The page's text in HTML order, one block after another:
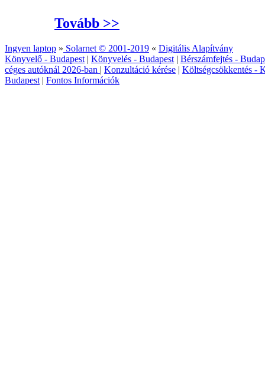
Tovább >>
Ingyen laptop » Solarnet © 2001-2019 « Digitális Alapítvány
Könyvelő - Budapest | Könyvelés - Budapest | Bérszámfejtés -
céges autóknál 2026‑ban | Konzultáció kérése | Költségcsökkentés -
Budapest | Fontos Információk